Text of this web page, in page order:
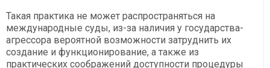
Такая практика не может распространяться на
международные суды, из-за наличия у государства-
агрессора вероятной возможности затруднить их
создание и функционирование, а также из
практических соображений доступности процедуры